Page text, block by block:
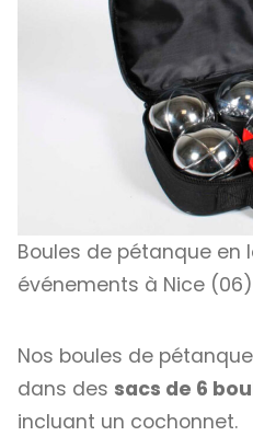
Boules de pétanque en
événements à Nice (06)
Nos boules de
dans des sacs de 6
incluant un cochonnet.